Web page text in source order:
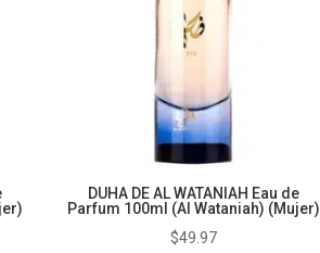
DUHA DE AL WATANIAH Eau de
Parfum 100ml (Al Wataniah) (Mujer)
$49.97